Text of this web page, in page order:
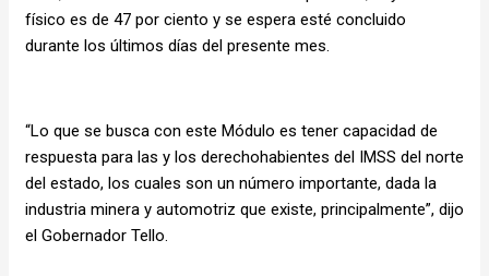
físico es de 47 por ciento y se espera esté concluido
durante los últimos días del presente mes.
“Lo que se busca con este Módulo es tener capacidad de
respuesta para las y los derechohabientes del IMSS del norte
del estado, los cuales son un número importante, dada la
industria minera y automotriz que existe, principalmente”, dijo
el Gobernador Tello.